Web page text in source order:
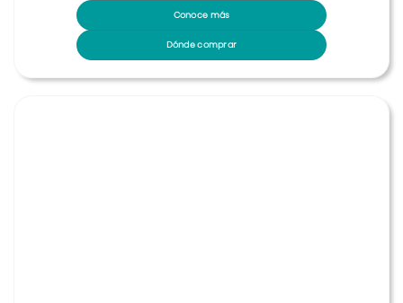
Conoce más
Dónde comprar